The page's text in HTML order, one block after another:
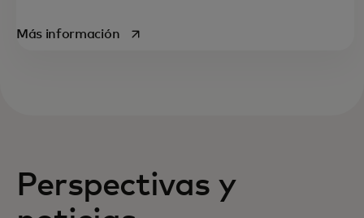
Más informaciónse abre en una pestaña nueva
Perspectivas y